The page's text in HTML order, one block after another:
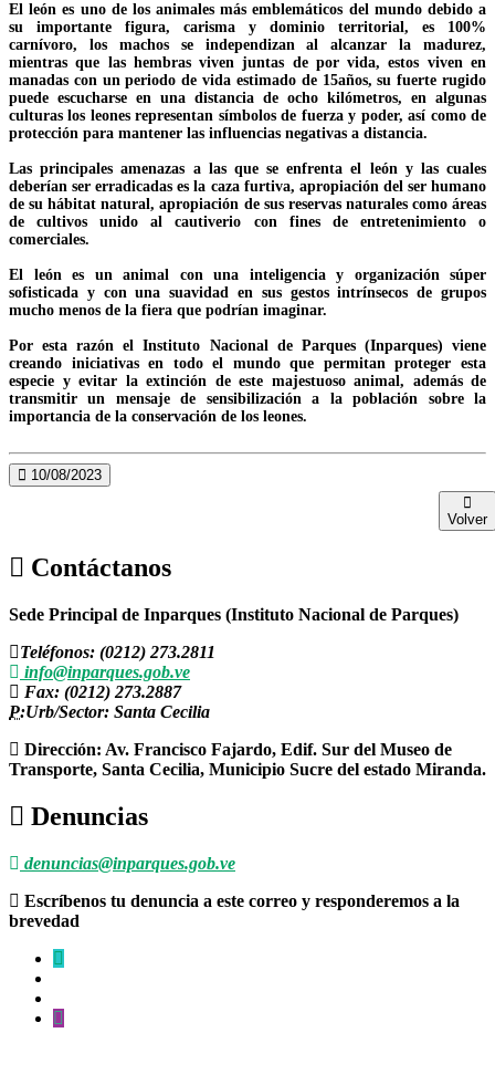
El león es uno de los animales más emblemáticos del mundo debido a
su importante figura, carisma y dominio territorial, es 100%
carnívoro, los machos se independizan al alcanzar la madurez,
mientras que las hembras viven juntas de por vida, estos viven en
manadas con un periodo de vida estimado de 15años, su fuerte rugido
puede escucharse en una distancia de ocho kilómetros, en algunas
culturas los leones representan símbolos de fuerza y poder, así como de
protección para mantener las influencias negativas a distancia.
Las principales amenazas a las que se enfrenta el león y las cuales
deberían ser erradicadas es la caza furtiva, apropiación del ser humano
de su hábitat natural, apropiación de sus reservas naturales como áreas
de cultivos unido al cautiverio con fines de entretenimiento o
comerciales.
El león es un animal con una inteligencia y organización súper
sofisticada y con una suavidad en sus gestos intrínsecos de grupos
mucho menos de la fiera que podrían imaginar.
Por esta razón el Instituto Nacional de Parques (Inparques) viene
creando iniciativas en todo el mundo que permitan proteger esta
especie y evitar la extinción de este majestuoso animal, además de
transmitir un mensaje de sensibilización a la población sobre la
importancia de la conservación de los leones.
10/08/2023
Volver
Contáctanos
Sede Principal de Inparques (Instituto Nacional de Parques)
Teléfonos: (0212) 273.2811
info@inparques.gob.ve
Fax: (0212) 273.2887
P:Urb/Sector: Santa Cecilia
Dirección: Av. Francisco Fajardo, Edif. Sur del Museo de
Transporte, Santa Cecilia, Municipio Sucre del estado Miranda.
Denuncias
denuncias@inparques.gob.ve
Escríbenos tu denuncia a este correo y responderemos a la
brevedad